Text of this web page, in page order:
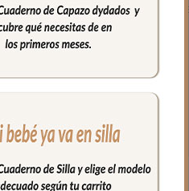
respaldo. Son unas cintas que
entre ellas.
arenes de todo tipo de sillas.
libro.
al natural.